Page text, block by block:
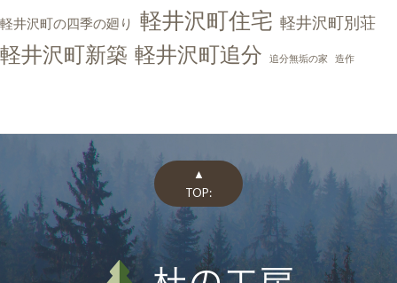
軽井沢町の四季の廻り 軽井沢町住宅 軽井沢町別荘
軽井沢町新築 軽井沢町追分 追分無垢の家 造作
▲
TOP: